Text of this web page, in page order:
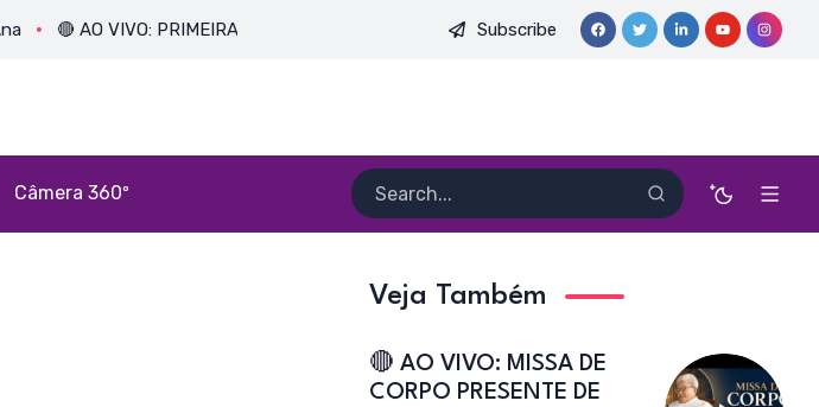
🔴 AO VIVO: PRIMEIRA MISSA DO PE. HEITOR PEREIRA DIAS, FSA | Catedral de Sant’Ana | Caicó-RN
Subscribe
Câmera 360º
Veja Também
🔴 AO VIVO: MISSA DE
CORPO PRESENTE DE